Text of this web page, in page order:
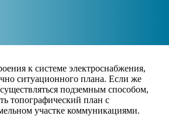
к системе электроснабжения,
ситуационного плана. Если же
подземным способом,
топографический план с
участке коммуникациями.